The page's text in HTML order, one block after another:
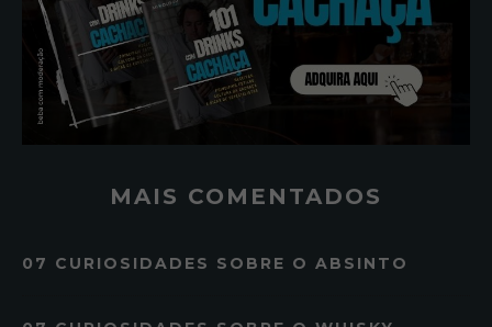
MAIS COMENTADOS
07 CURIOSIDADES SOBRE O ABSINTO